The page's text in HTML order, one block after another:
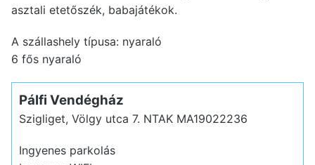
asztali etetőszék, babajátékok.
A szállashely típusa: nyaraló
6 fős nyaraló
Pálfi Vendégház
Szigliget, Völgy utca 7. NTAK MA19022236
Ingyenes parkolás